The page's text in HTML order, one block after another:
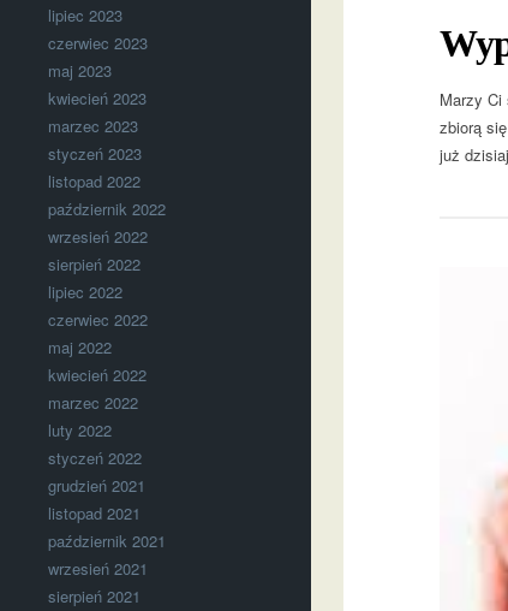
lipiec 2023
czerwiec 2023
maj 2023
kwiecień 2023
marzec 2023
styczeń 2023
listopad 2022
październik 2022
wrzesień 2022
sierpień 2022
lipiec 2022
czerwiec 2022
maj 2022
kwiecień 2022
marzec 2022
luty 2022
styczeń 2022
grudzień 2021
listopad 2021
październik 2021
wrzesień 2021
sierpień 2021
Marzy Ci
zbiorą
już